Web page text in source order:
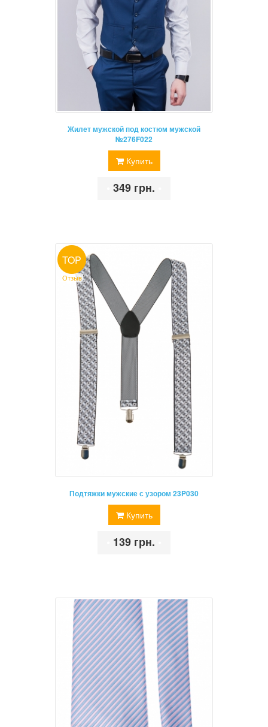
Жилет мужской под костюм мужской
№276F022
Купить
349 грн.
TOP
Отзыв
Подтяжки мужские с узором 23P030
Купить
139 грн.